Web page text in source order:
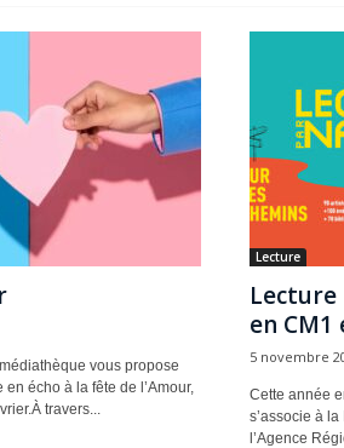
vous propose
écho à la fête de l’Amour,
travers...
Lecture
en CM1
5 novembre
Cette année
s’associe à
l’Agence